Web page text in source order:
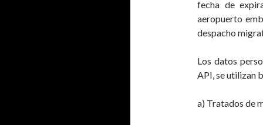
fecha de
aeropuerto
despacho
Los datos
API, se utilizan
a) Tratados de